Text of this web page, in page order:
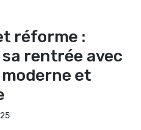
réforme :
sa rentrée avec
et